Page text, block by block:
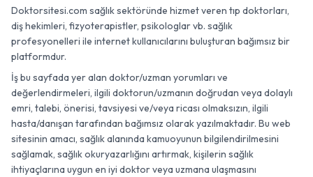
Doktorsitesi.com sağlık sektöründe hizmet veren tıp doktorları,
diş hekimleri, fizyoterapistler, psikologlar vb. sağlık
profesyonelleri ile internet kullanıcılarını buluşturan bağımsız bir
platformdur.
İş bu sayfada yer alan doktor/uzman yorumları ve
değerlendirmeleri, ilgili doktorun/uzmanın doğrudan veya dolaylı
emri, talebi, önerisi, tavsiyesi ve/veya ricası olmaksızın, ilgili
hasta/danışan tarafından bağımsız olarak yazılmaktadır. Bu web
sitesinin amacı, sağlık alanında kamuoyunun bilgilendirilmesini
sağlamak, sağlık okuryazarlığını artırmak, kişilerin sağlık
ihtiyaçlarına uygun en iyi doktor veya uzmana ulaşmasını